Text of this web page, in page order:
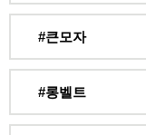
#큰모자
#롱벨트